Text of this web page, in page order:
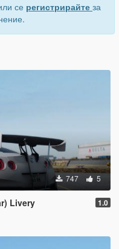
се регистрирайте за
747 5
Livery 1.0